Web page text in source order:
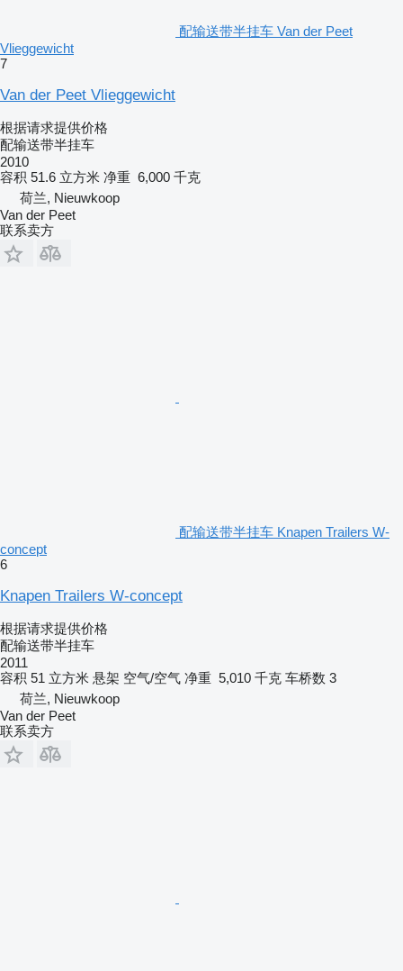
配输送带半挂车 Van der Peet
Vlieggewicht
7
Van der Peet Vlieggewicht
根据请求提供价格
配输送带半挂车
2010
容积 51.6 立方米 净重 6,000 千克
荷兰, Nieuwkoop
Van der Peet
联系卖方
配输送带半挂车 Knapen Trailers W-
concept
6
Knapen Trailers W-concept
根据请求提供价格
配输送带半挂车
2011
容积 51 立方米 悬架 空气/空气 净重 5,010 千克 车桥数 3
荷兰, Nieuwkoop
Van der Peet
联系卖方